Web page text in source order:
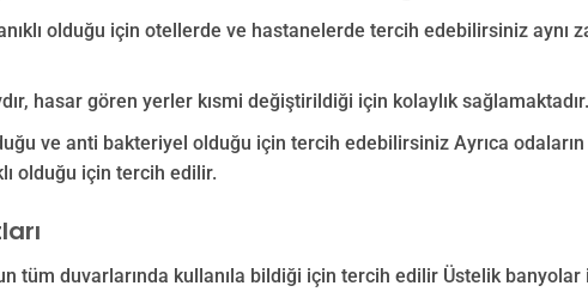
olduğu için otellerde ve hastanelerde tercih edebilirsiniz
hasar gören yerler kısmi değiştirildiği için kolaylık sağlamaktadır.
ve anti bakteriyel olduğu için tercih edebilirsiniz Ayrıca
olduğu için tercih edilir.
tüm duvarlarında kullanıla bildiği için tercih edilir Üstelik banyolar